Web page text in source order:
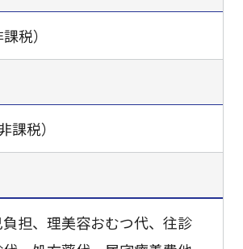
税）
課税）
担、理美容おむつ代、往診